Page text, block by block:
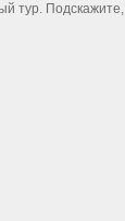
тур.